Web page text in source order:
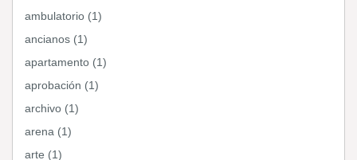
ambulatorio (1)
ancianos (1)
apartamento (1)
aprobación (1)
archivo (1)
arena (1)
arte (1)